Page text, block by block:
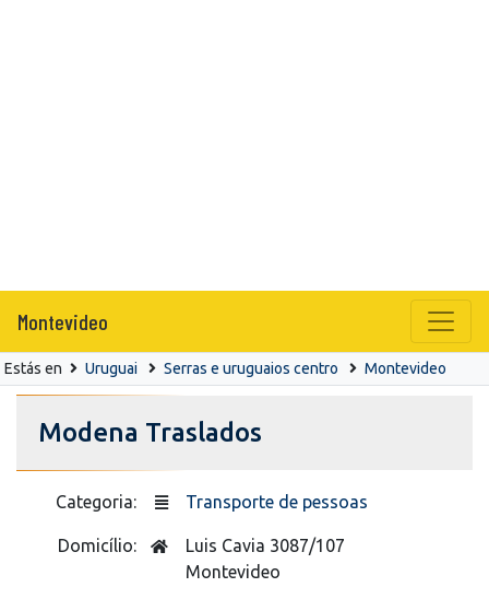
Montevideo
Estás en Uruguai Serras e uruguaios centro Montevideo
Modena Traslados
Categoria: Transporte de pessoas
Domicílio:
Luis Cavia 3087/107
Montevideo